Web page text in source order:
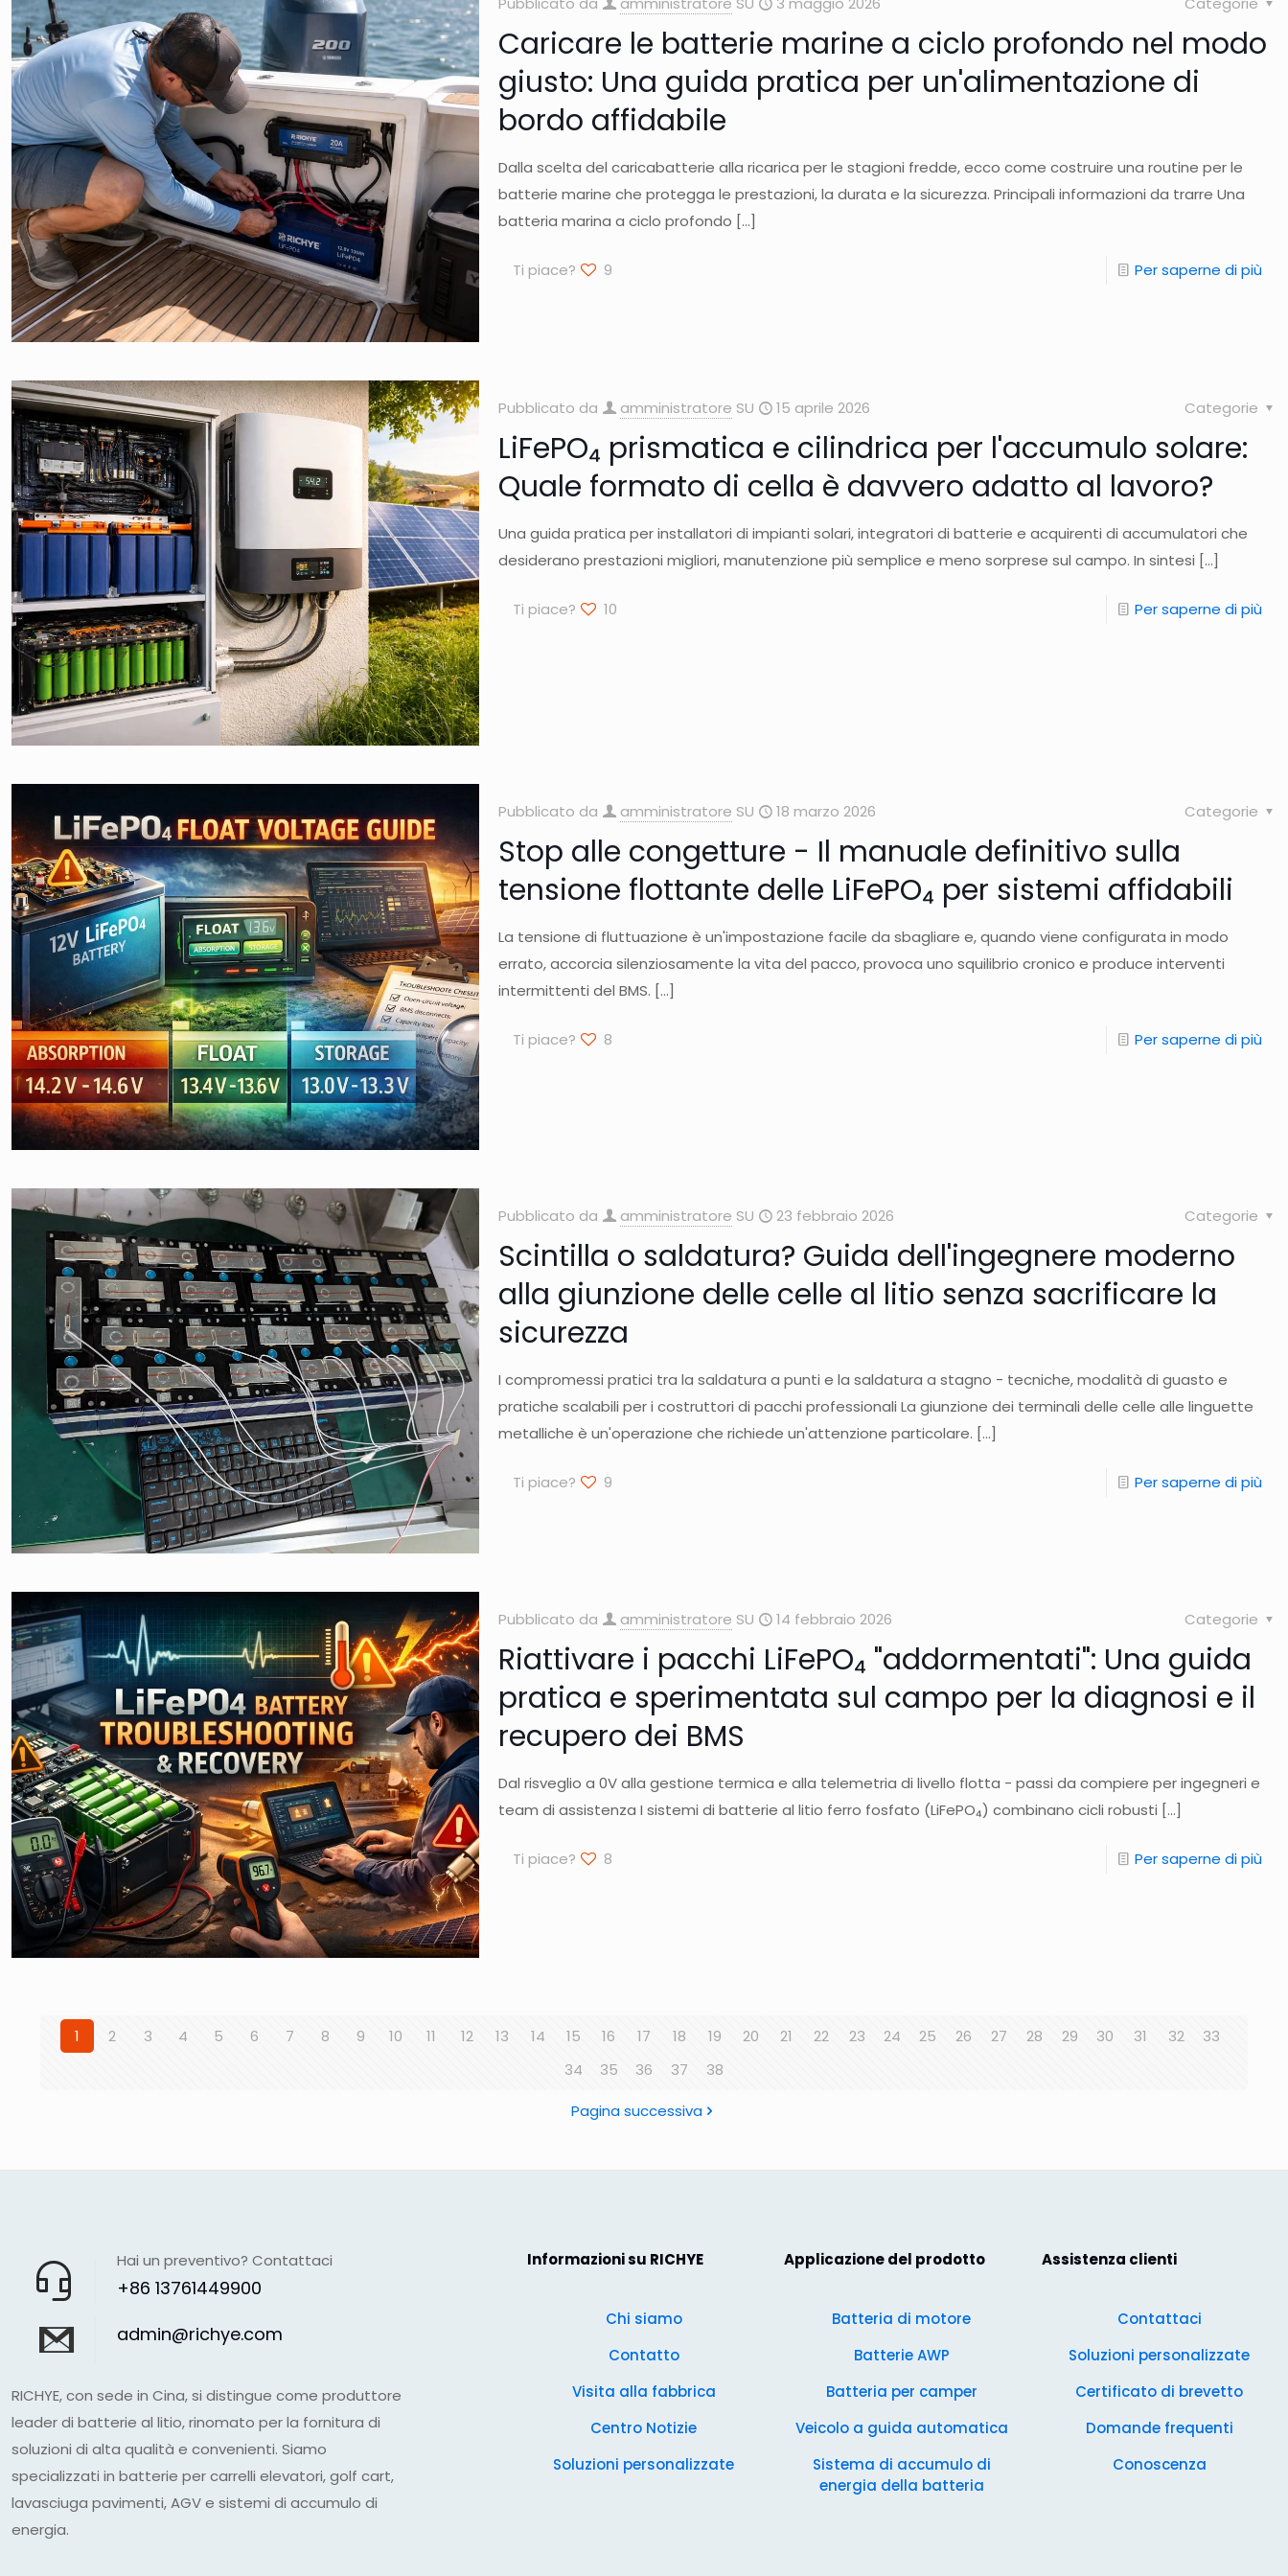
Caricare le batterie marine a ciclo profondo nel modo
giusto: Una guida pratica per un'alimentazione di
bordo affidabile
Dalla scelta del caricabatterie alla ricarica per le stagioni fredde, ecco come costruire una routine per le
batterie marine che protegga le prestazioni, la durata e la sicurezza. Principali informazioni da trarre Una
batteria marina a ciclo profondo […]
Ti piace? 9 Per saperne di più
Pubblicato da amministratore SU 15 aprile 2026 Categorie
LiFePO₄ prismatica e cilindrica per l'accumulo solare:
Quale formato di cella è davvero adatto al lavoro?
Una guida pratica per installatori di impianti solari, integratori di batterie e acquirenti di accumulatori che
desiderano prestazioni migliori, manutenzione più semplice e meno sorprese sul campo. In sintesi […]
Ti piace? 10 Per saperne di più
Pubblicato da amministratore SU 18 marzo 2026 Categorie
Stop alle congetture - Il manuale definitivo sulla
tensione flottante delle LiFePO₄ per sistemi affidabili
La tensione di fluttuazione è un'impostazione facile da sbagliare e, quando viene configurata in modo
errato, accorcia silenziosamente la vita del pacco, provoca uno squilibrio cronico e produce interventi
intermittenti del BMS. […]
Ti piace? 8 Per saperne di più
Pubblicato da amministratore SU 23 febbraio 2026 Categorie
Scintilla o saldatura? Guida dell'ingegnere moderno
alla giunzione delle celle al litio senza sacrificare la
sicurezza
I compromessi pratici tra la saldatura a punti e la saldatura a stagno - tecniche, modalità di guasto e
pratiche scalabili per i costruttori di pacchi professionali La giunzione dei terminali delle celle alle linguette
metalliche è un'operazione che richiede un'attenzione particolare. […]
Ti piace? 9 Per saperne di più
Pubblicato da amministratore SU 14 febbraio 2026 Categorie
Riattivare i pacchi LiFePO₄ "addormentati": Una guida
pratica e sperimentata sul campo per la diagnosi e il
recupero dei BMS
Dal risveglio a 0V alla gestione termica e alla telemetria di livello flotta - passi da compiere per ingegneri e
team di assistenza I sistemi di batterie al litio ferro fosfato (LiFePO₄) combinano cicli robusti […]
Ti piace? 8 Per saperne di più
1 2 3 4 5 6 7 8 9 10 11 12 13 14 15 16 17 18 19 20 21 22 23 24 25 26 27 28 29 30 31 32
33
34
35 36 37 38
Pagina successiva
+86 13761449900
Hai un preventivo? Contattaci
admin@richye.com
RICHYE, con sede in Cina, si distingue come produttore
leader di batterie al litio, rinomato per la fornitura di
soluzioni di alta qualità e convenienti. Siamo
specializzati in batterie per carrelli elevatori, golf cart,
lavasciuga pavimenti, AGV e sistemi di accumulo di
energia.
Informazioni su RICHYE
Chi siamo
Contatto
Visita alla fabbrica
Centro Notizie
Soluzioni personalizzate
Applicazione del prodotto
Batteria di motore
Batterie AWP
Batteria per camper
Veicolo a guida automatica
Sistema di accumulo di
energia della batteria
Assistenza clienti
Contattaci
Soluzioni personalizzate
Certificato di brevetto
Domande frequenti
Conoscenza